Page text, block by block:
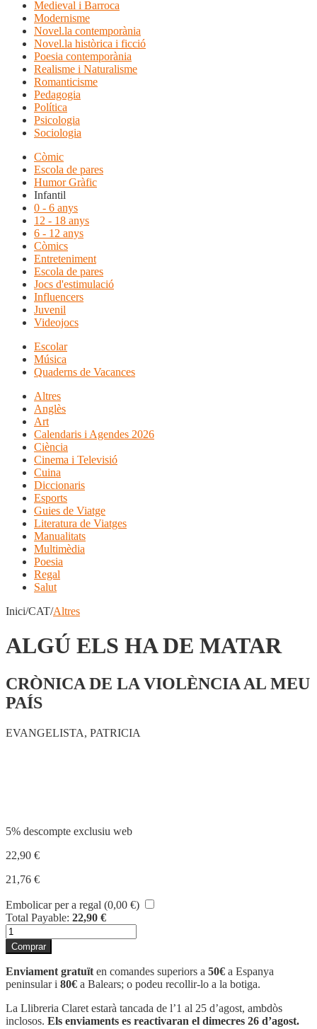
Medieval i Barroca
Modernisme
Novel.la contemporània
Novel.la històrica i ficció
Poesia contemporània
Realisme i Naturalisme
Romanticisme
Pedagogia
Política
Psicologia
Sociologia
Còmic
Escola de pares
Humor Gràfic
Infantil
0 - 6 anys
12 - 18 anys
6 - 12 anys
Còmics
Entreteniment
Escola de pares
Jocs d'estimulació
Influencers
Juvenil
Videojocs
Escolar
Música
Quaderns de Vacances
Altres
Anglès
Art
Calendaris i Agendes 2026
Ciència
Cinema i Televisió
Cuina
Diccionaris
Esports
Guies de Viatge
Literatura de Viatges
Manualitats
Multimèdia
Poesia
Regal
Salut
Inici/CAT/Altres
ALGÚ ELS HA DE MATAR
CRÒNICA DE LA VIOLÈNCIA AL MEU
PAÍS
EVANGELISTA, PATRICIA
5% descompte exclusiu web
22,90 €
21,76 €
Embolicar per a regal (0,00 €)
Total Payable: 22,90 €
quantitat
de
ALGÚ
ELS
HA
DE
MATAR
Comprar
Enviament gratuït en comandes superiors a 50€ a Espanya
peninsular i 80€ a Balears; o podeu recollir-lo a la botiga.
La Llibreria Claret estarà tancada de l’1 al 25 d’agost, ambdòs
inclosos. Els enviaments es reactivaran el dimecres 26 d’agost.